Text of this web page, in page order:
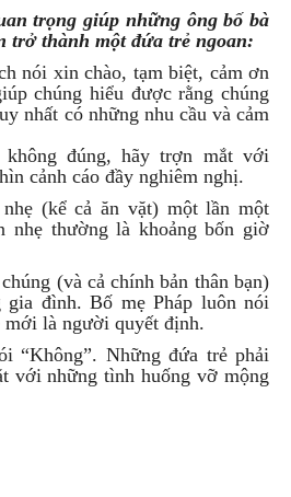
trọng giúp những ông bố bà
trở thành một đứa trẻ ngoan:
nói xin chào, tạm biệt, cảm ơn
chúng hiểu được rằng chúng
nhất có những nhu cầu và cảm
đúng, hãy trợn mắt với
cảnh cáo đầy nghiêm nghị.
(kể cả ăn vặt) một lần một
nhẹ thường là khoảng bốn giờ
(và cả chính bản thân bạn)
đình. Bố mẹ Pháp luôn nói
là người quyết định.
“Không”. Những đứa trẻ phải
với những tình huống vỡ mộng